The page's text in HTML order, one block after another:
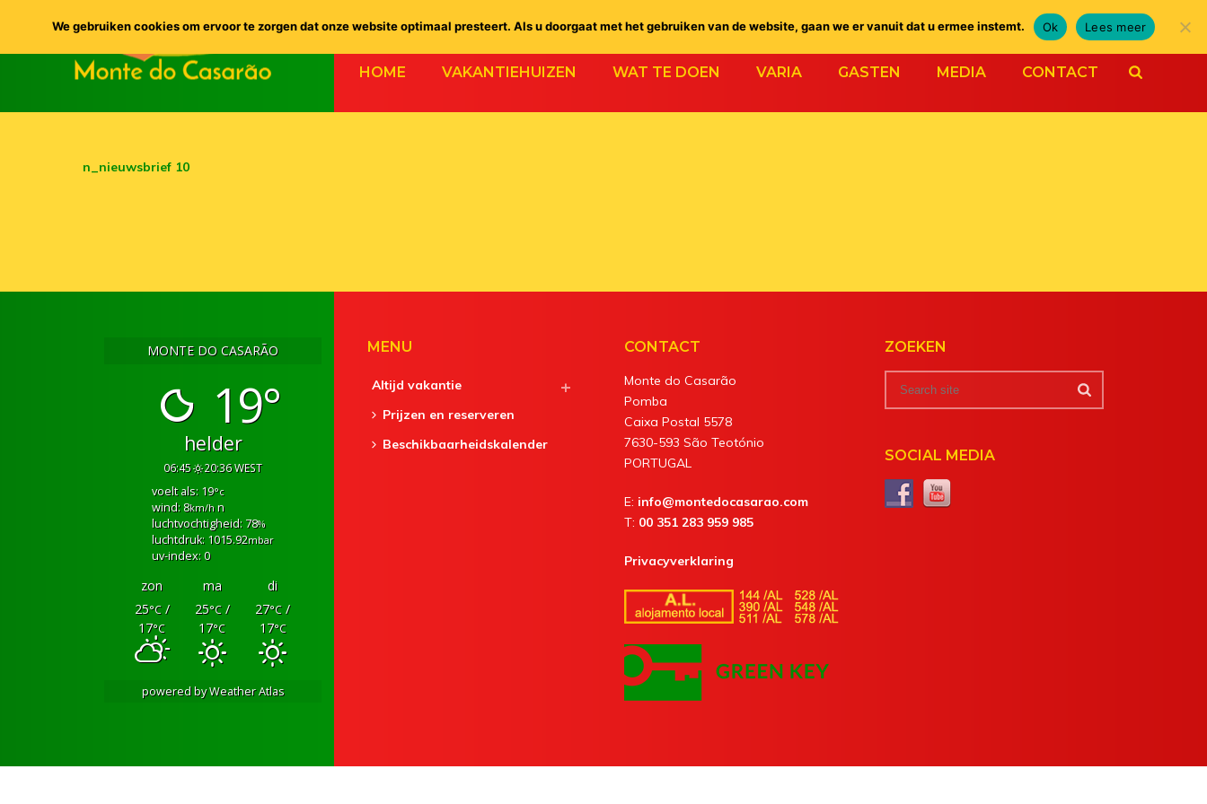
HOME VAKANTIEHUIZEN WAT TE DOEN VARIA GASTEN MEDIA CONTACT
n_nieuwsbrief 10
MONTE DO CASARÃO
19°
helder
06:45 20:36 WEST
voelt als: 19°c
wind: 8km/h n
luchtvochtigheid: 78%
luchtdruk: 1015.92mbar
uv-index: 0
zon ma
di
25°C/
17°C
25°C/
17°C
27°C /
17°C
powered byWeather Atlas
MENU
Altijd vakantie
Prijzen en reserveren
Beschikbaarheidskalender
CONTACT
Monte do Casarão
Pomba
Caixa Postal 5578
7630-593 São Teotónio
PORTUGAL
E: info@montedocasarao.com
T: 00 351 283 959 985
Privacyverklaring
ZOEKEN
SOCIAL MEDIA
We gebruiken cookies om ervoor te zorgen dat onze website optimaal presteert. Als u doorgaat met het gebruiken van de website, gaan we er vanuit dat u ermee instemt. Ok Lees meer